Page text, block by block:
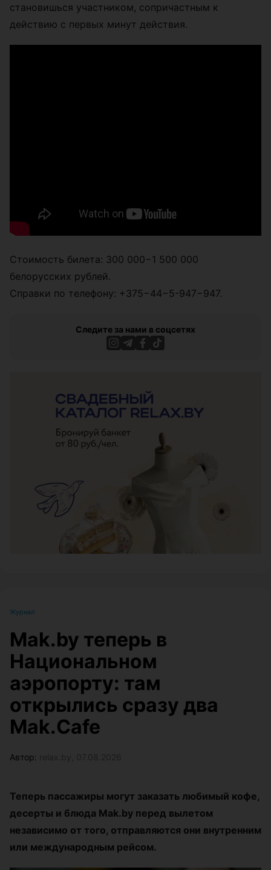
становишься участником, сопричастным к
действию с первых минут действия.
Стоимость билета: 300 000−1 500 000
белорусских рублей.
Справки по телефону: +375−44−5-947−947.
Следите за нами в соцсетях
Журнал
Mak.by теперь в
Национальном
аэропорту: там
открылись сразу два
Mak.Cafe
Автор:
Теперь пассажиры могут заказать любимый кофе,
десерты и блюда Mak.by перед вылетом
независимо от того, отправляются они внутренним
или международным рейсом.